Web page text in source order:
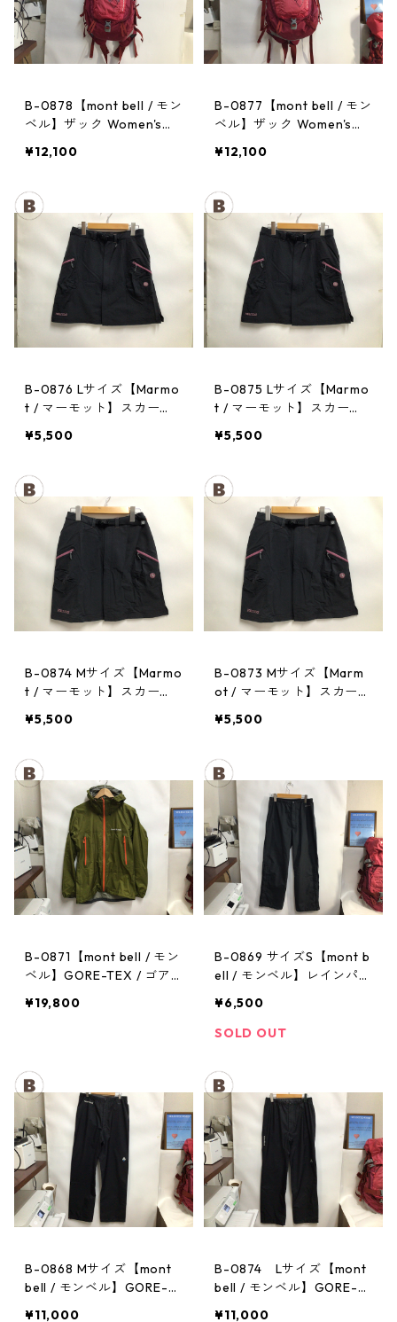
B-0878【mont bell / モン
ベル】ザック Women's：
¥12,100
B-0877【mont bell / モン
ベル】ザック Women's：
¥12,100
B-0876 Lサイズ【Marmo
t / マーモット】スカー
GRY レディース
¥5,500
B-0875 Lサイズ【Marmo
t / マーモット】スカー
GRY レディース
¥5,500
B-0874 Mサイズ【Marmo
t / マーモット】スカー
GRY レディース
¥5,500
B-0873 Mサイズ【Marm
ot / マーモット】スカー
GRY レディース
¥5,500
B-0871【mont bell / モン
ベル】GORE-TEX / ゴア
ト：ストームクルーザー
¥19,800
B-0869 サイズS【mont b
ell / モンベル】レインパン
ズ
¥6,500
SOLD OUT
B-0868 Mサイズ【mont
bell / モンベル】GORE-T
¥11,000
B-0874 Lサイズ【mont
bell / モンベル】GORE-T
¥11,000